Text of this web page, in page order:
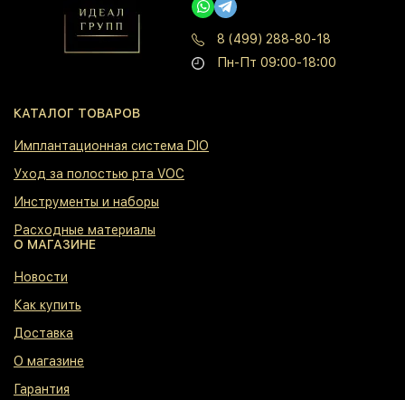
8 (499) 288-80-18
Пн-Пт 09:00-18:00
КАТАЛОГ ТОВАРОВ
⁠Имплантационная система DIO
⁠Уход за полостью рта VOC
⁠Инструменты и наборы
⁠Расходные материалы
О МАГАЗИНЕ
⁠Новости
⁠Как купить
⁠Доставка
⁠О магазине
⁠Гарантия